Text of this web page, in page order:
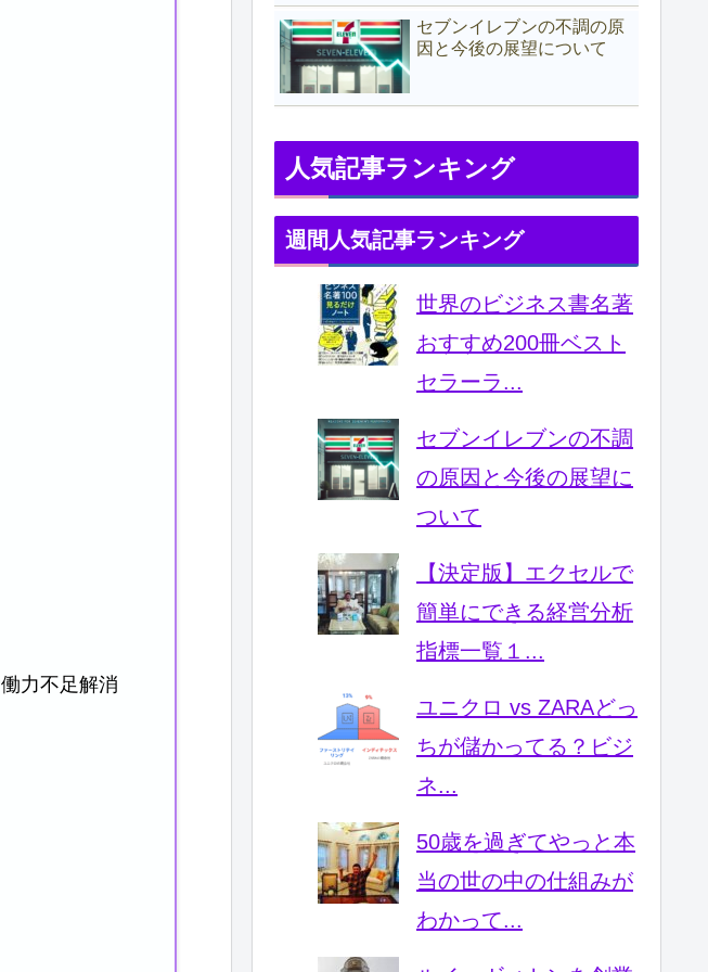
力不足解消
セブンイレブンの不調の原
因と今後の展望について
人気記事ランキング
週間人気記事ランキング
世界のビジネス書名著
おすすめ200冊ベスト
セラーラ...
セブンイレブンの不調
の原因と今後の展望に
ついて
【決定版】エクセルで
簡単にできる経営分析
指標一覧１...
ユニクロ vs ZARAどっ
ちが儲かってる？ビジ
ネ...
50歳を過ぎてやっと本
当の世の中の仕組みが
わかって...